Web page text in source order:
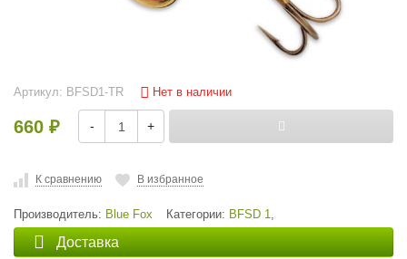
Артикул: BFSD1-TR Нет в наличии
660 ₽ - +
К сравнению В избранное
Производитель: Blue Fox Категории: BFSD 1,
Доставка